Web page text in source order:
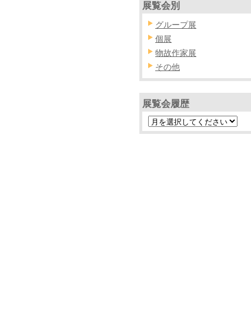
展覧会別
グループ展
個展
物故作家展
その他
展覧会履歴